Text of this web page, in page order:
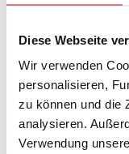
Diese Webseite
Wir verwenden
personalisieren,
zu können und die
analysieren.
Verwendung
In der Nähe